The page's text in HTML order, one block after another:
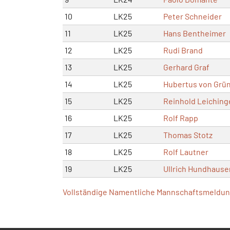
10
LK25 Peter Schneider
11
LK25 Hans Bentheimer
12
LK25 Rudi Brand
13
LK25 Gerhard Graf
14
LK25 Hubertus von
15
LK25 Reinhold
16
LK25 Rolf Rapp
17
LK25 Thomas Stotz
18
LK25 Rolf Lautner
19
LK25 Ullrich
Vollständige Namentliche